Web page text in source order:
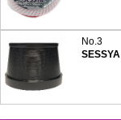
No.3